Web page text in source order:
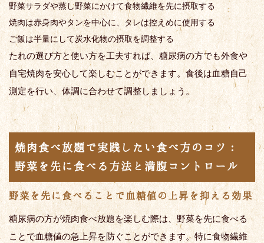
野菜サラダや蒸し野菜にかけて食物繊維を先に摂取する
焼肉は赤身肉やタンを中心に、タレは控えめに使用する
ご飯は半量にして炭水化物の摂取を調整する
たれの選び方と使い方を工夫すれば、糖尿病の方でも外食や
自宅焼肉を安心して楽しむことができます。食後は血糖自己
測定を行い、体調に合わせて調整しましょう。
焼肉食べ放題で実践したい食べ方のコツ：
野菜を先に食べる方法と満腹コントロール
野菜を先に食べることで血糖値の上昇を抑える効果
糖尿病の方が焼肉食べ放題を楽しむ際は、野菜を先に食べる
ことで血糖値の急上昇を防ぐことができます。特に食物繊維